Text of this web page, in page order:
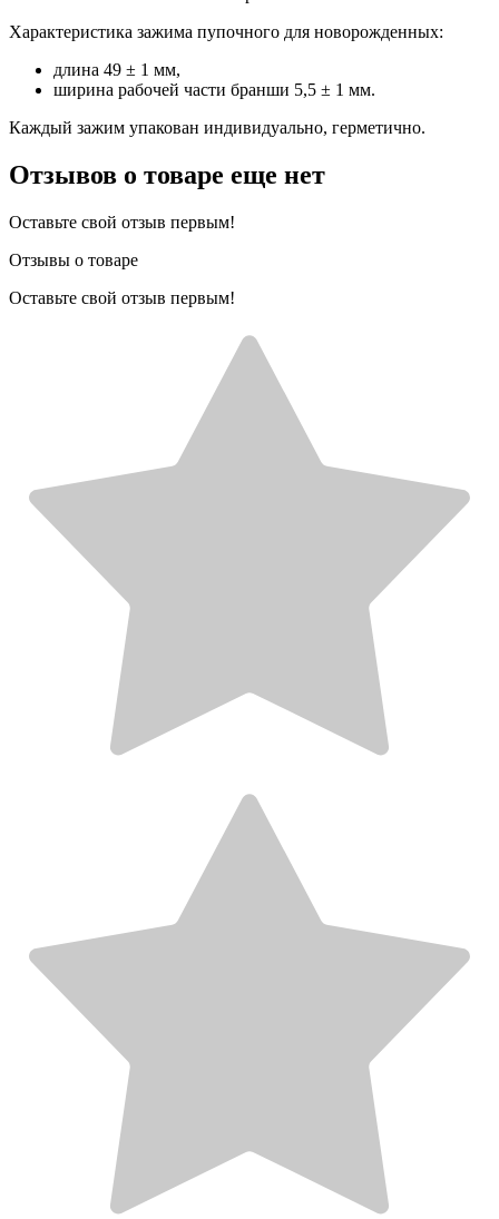
Характеристика зажима пупочного для новорожденных:
длина 49 ± 1 мм,
ширина рабочей части бранши 5,5 ± 1 мм.
Каждый зажим упакован индивидуально, герметично.
Отзывов о товаре еще нет
Оставьте свой отзыв первым!
Отзывы о товаре
Оставьте свой отзыв первым!